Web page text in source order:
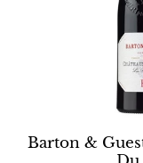
Barton &